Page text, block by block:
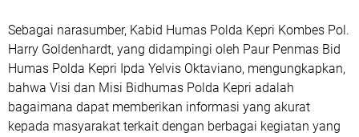
Sebagai narasumber, Kabid Humas Polda Kepri Kombes Pol.
Harry Goldenhardt, yang didampingi oleh Paur Penmas Bid
Humas Polda Kepri Ipda Yelvis Oktaviano, mengungkapkan,
bahwa Visi dan Misi Bidhumas Polda Kepri adalah
bagaimana dapat memberikan informasi yang akurat
kepada masyarakat terkait dengan berbagai kegiatan yang